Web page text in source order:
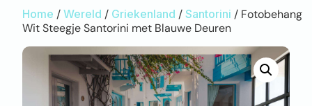
Home / Wereld / Griekenland / Santorini / Fotobehang
Wit Steegje Santorini met Blauwe Deuren